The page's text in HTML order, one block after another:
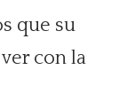
que su
con la